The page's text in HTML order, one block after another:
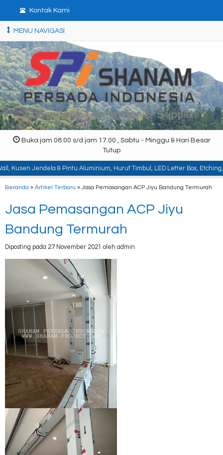
Kontak Kami
MENU NAVIGASI
Buka jam 08.00 s/d jam 17.00 , Sabtu - Minggu & Hari Besar
Tutup
Jendela & Pintu Aluminium, Huruf Timbul, LED Letter Box, Etching,
Beranda » Artikel Terbaru » Jasa Pemasangan ACP Jiyu Bandung Termurah
Jasa Pemasangan ACP Jiyu
Bandung Termurah
Diposting pada 27 November 2021 oleh admin